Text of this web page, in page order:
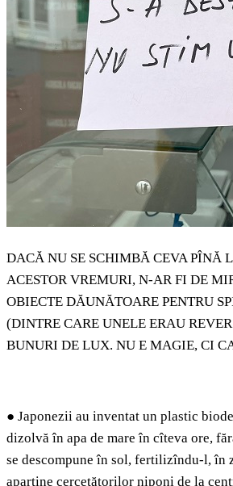
DACĂ NU SE SCHIMBĂ CEVA PÎNĂ
ACESTOR VREMURI, N-AR FI DE
OBIECTE DĂUNĂTOARE PENTRU
(DINTRE CARE UNELE ERAU
BUNURI DE LUX. NU E MAGIE, CI
● Japonezii au inventat un plastic
dizolvă în apa de mare în cîteva ore,
se descompune în sol, fertilizîndu-l, în
aparține cercetătorilor niponi de la